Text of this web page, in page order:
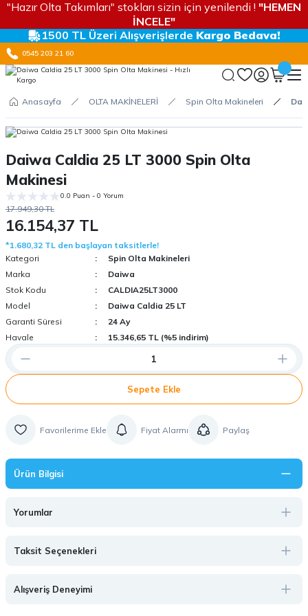
"Hazır Olta Takımları" stokları sizin için yenilendi ! "HEMEN
İNCELE"
1500 TL Üzeri Alışverişlerde Kargo Bedava!
0545 203 21 60
Anasayfa OLTA MAKİNELERİ Spin Olta Makineleri
Daiwa Caldia 25 LT 3000 Spin Olta
Makinesi
0.0 Puan - 0 Yorum
17.949,30 TL
16.154,37 TL
*1.680,32 TL den başlayan taksitlerle!
Kategori
Spin Olta Makineleri
Marka
Daiwa
Stok Kodu
CALDIA25LT3000
Model
Daiwa Caldia 25 LT
Garanti Süresi
24 Ay
Havale
15.346,65 TL (%5 indirim)
Sepete Ekle
Fiyat Alarmı Paylaş
Ürün Bilgisi
Yorumlar
Taksit Seçenekleri
Alışveriş Deneyimi